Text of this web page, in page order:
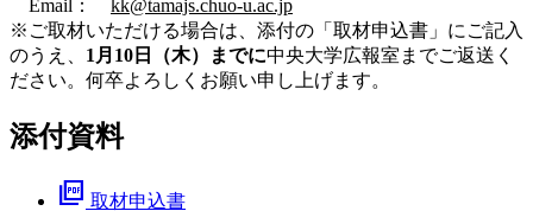
Email：
kk@tamajs.chuo-u.ac.jp
※ご取材いただける場合は、添付の「取材申込書」にご記入
のうえ、 1月10日（木）までに中央大学広報室までご返送く
ださい。何卒よろしくお願い申し上げます。
添付資料
picture_as_pdf 取材申込書